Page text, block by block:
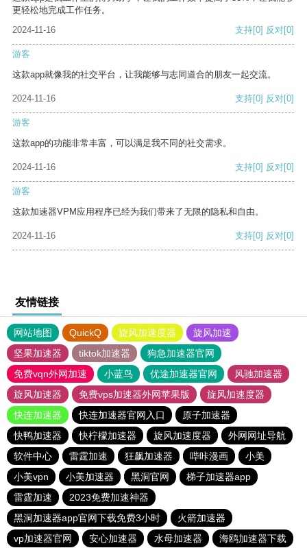
更轻松地完成工作任务。
2024-11-16
支持[0] 反对[0]
游客
这款app就像我的社交平台，让我能够与志同道合的朋友一起交流。
2024-11-16 支持[0] 反对[0]
游客
这款app的功能非常丰富，可以满足我不同的社交需求。
2024-11-16 支持[0] 反对[0]
游客
这款加速器VPM应用程序已经为我们带来了无限的隐私和自由。
2024-11-16 支持[0] 反对[0]
友情链接
网站地图 QuickQ 旋风加速度器
旋风加速
坚果加速器
tiktok加速器
狗急加速器官网
免费vqn外网加速
小蓝鸟 优途加速器官网
风驰加速器
旋风加速器
免费vps加速器外网苹果版
旋风加速度器
快连加速器
快连加速器官网入口
原子加速器
快鸭加速器
快柠檬加速器 旋风加速度器
外网网址导航
软件中心
雷霆加速 狂飙加速器 哔咔漫画
小美
小美vpn
小美加速器 黑洞官网
梯子加速器app
雷霆加速
2023免费加速神器
黑洞加速器app官网下载免费3小时
火箭加速器
vp加速器官网
安心加速器 水母加速器 海鸥加速器下载